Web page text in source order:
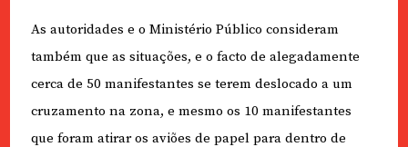
As autoridades e o Ministério Público consideram
também que as situações, e o facto de alegadamente
cerca de 50 manifestantes se terem deslocado a um
cruzamento na zona, e mesmo os 10 manifestantes
que foram atirar os aviões de papel para dentro de